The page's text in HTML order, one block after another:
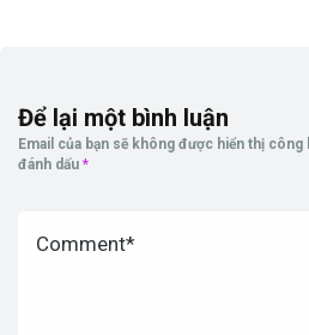
Để lại một bình luận
Email của bạn sẽ không được hiển thị công
đánh dấu *